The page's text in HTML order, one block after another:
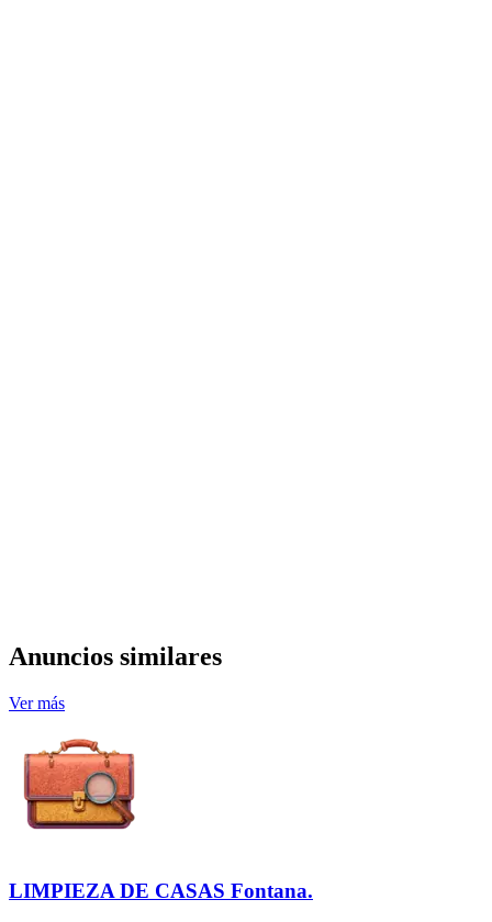
Anuncios similares
Ver más
LIMPIEZA DE CASAS Fontana.